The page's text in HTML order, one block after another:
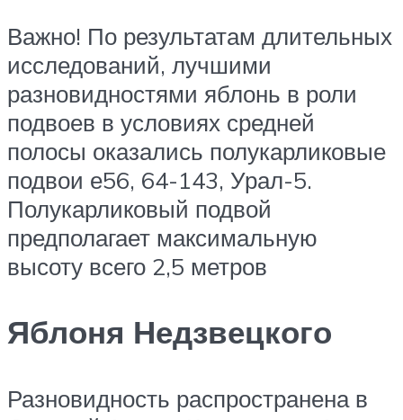
Важно! По результатам длительных
исследований, лучшими
разновидностями яблонь в роли
подвоев в условиях средней
полосы оказались полукарликовые
подвои е56, 64-143, Урал-5.
Полукарликовый подвой
предполагает максимальную
высоту всего 2,5 метров
Яблоня Недзвецкого
Разновидность распространена в